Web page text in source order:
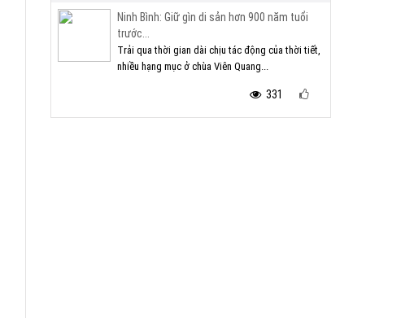
Ninh Bình: Giữ gìn di sản hơn 900 năm tuổi
trước...
Trải qua thời gian dài chịu tác động của thời tiết,
nhiều hạng mục ở chùa Viên Quang...
331